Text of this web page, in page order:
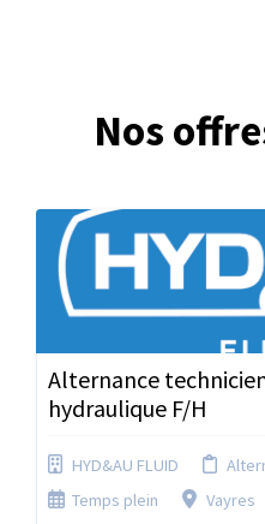
Nos
Alternance
hydraulique F/H
HYD&AU FLUID
Temps plein
Vayres